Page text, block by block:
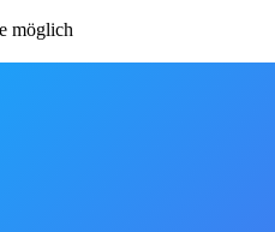
möglich